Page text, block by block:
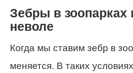
Зебры в зоопарках
неволе
Когда мы ставим зебр в
меняется. В таких